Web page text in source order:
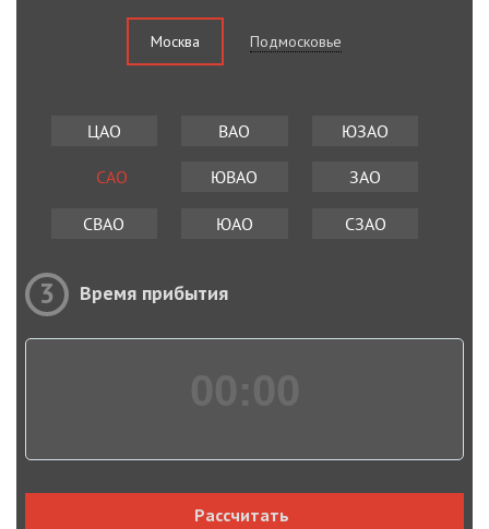
Москва Подмосковье
ЦАО ВАО ЮЗАО
САО ЮВАО ЗАО
СВАО ЮАО СЗАО
3 Время прибытия
Рассчитать